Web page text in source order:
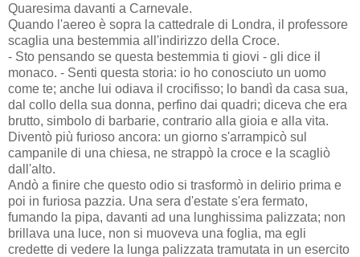
Quaresima davanti a Carnevale.
Quando l'aereo è sopra la cattedrale di Londra, il professore
scaglia una bestemmia all'indirizzo della Croce.
- Sto pensando se questa bestemmia ti giovi - gli dice il
monaco. - Senti questa storia: io ho conosciuto un uomo
come te; anche lui odiava il crocifisso; lo bandì da casa sua,
dal collo della sua donna, perfino dai quadri; diceva che era
brutto, simbolo di barbarie, contrario alla gioia e alla vita.
Diventò più furioso ancora: un giorno s'arrampicò sul
campanile di una chiesa, ne strappò la croce e la scagliò
dall'alto.
Andò a finire che questo odio si trasformò in delirio prima e
poi in furiosa pazzia. Una sera d'estate s'era fermato,
fumando la pipa, davanti ad una lunghissima palizzata; non
brillava una luce, non si muoveva una foglia, ma egli
credette di vedere la lunga palizzata tramutata in un esercito